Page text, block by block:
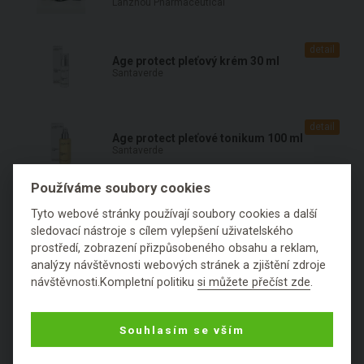
Age protect pleťový krém 30 ml
detail
Age protect pleťové tonikum 100 ml
detail
KOSMETICKÉ SLOŽKY PODLE PRVNÍHO
Používáme soubory cookies
Tyto webové stránky používají soubory cookies a další
sledovací nástroje s cílem vylepšení uživatelského
prostředí, zobrazení přizpůsobeného obsahu a reklam,
analýzy návštěvnosti webových stránek a zjištění zdroje
návštěvnosti.Kompletní politikusi můžete přečíst zde.
Souhlasím se vším